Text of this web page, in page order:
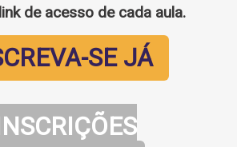
de acesso de cada aula.
SE JÁ